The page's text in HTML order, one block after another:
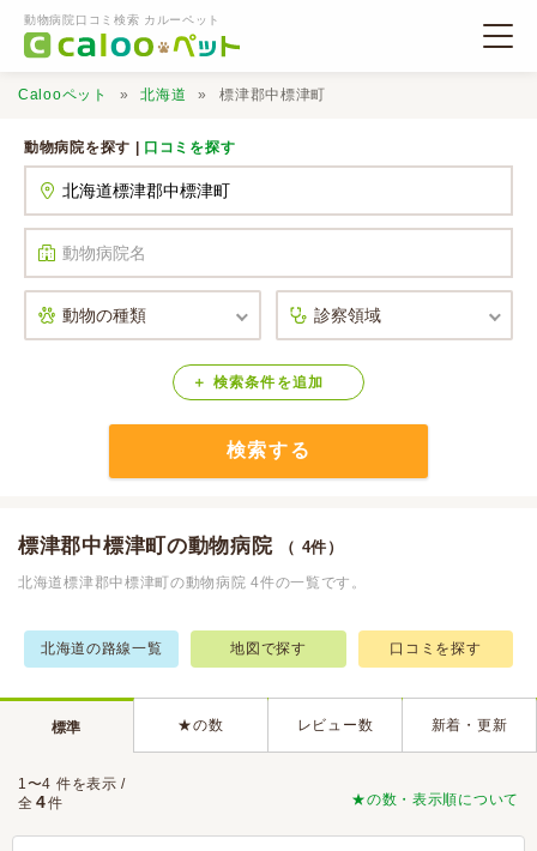
動物病院口コミ検索 カルーペット
口コミ検索
Calooペットとは？
Calooペット 北海道 標津郡中標津町
動物病院を探す | 口コミを探す
検索条件 を追加
検索する
標津郡中標津町の動物病院 （ 4件）
北海道標津郡中標津町の動物病院 4件の一覧です。
北海道の路線一覧 地図で探す 口コミを探す
標準 ★の数 レビュー数 新着・更新
★の数・表示順について
1〜4 件を表示 /
全 4件